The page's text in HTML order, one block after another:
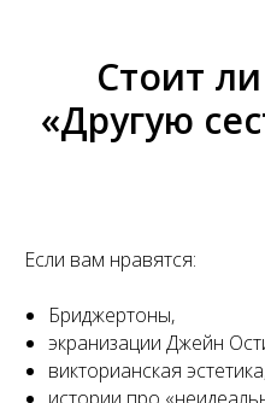
Стоит
«Другую
Если вам нравятся:
Бриджертоны,
экранизации Джейн
викторианская